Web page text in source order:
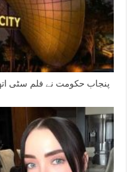
پنجاب حکومت نے فلم سٹی اتھارٹی کا 16 رکنی